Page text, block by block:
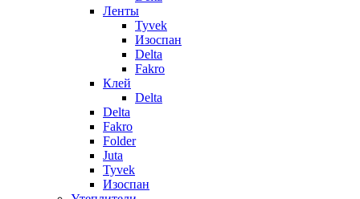
Ленты
Tyvek
Изоспан
Delta
Fakro
Клей
Delta
Delta
Fakro
Folder
Juta
Tyvek
Изоспан